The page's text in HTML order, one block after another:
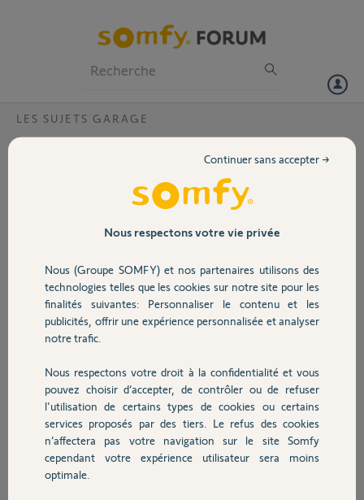
Volet
Sécurité
Domotique
Chauffage
Autres produits
LES SUJETS GARAGE
telecommande compatible keasy5 ?
je souhaite avoir confirmation du modèle de télécommande utilisable
pour motorisation porte de garage Keasy5 (telecommande d'origine
2400465 ou 2400473 n'existent plus)
Olivier
il y a presque 13 ans
Participer au fil de discussion
Bonjour Olivier,
Nous vous informons qu'il n'existe plus qu'un seul modèle de
télécommande compatible avec votre motorisation. Il s'agit de la
télécommande MITTO RTR 4 canaux (réf : 2400848), elle est disponible
en grande surface de bricolage ou bien sur des sites internet spécialisés.
Nous respectons votre vie privée
Nous (Groupe SOMFY) et nos partenaires utilisons des
technologies telles que les cookies sur notre site pour les
finalités suivantes: Personnaliser le contenu et les
publicités, offrir une expérience personnalisée et analyser
notre trafic.
Nous respectons votre droit à la confidentialité et vous
pouvez choisir d’accepter, de contrôler ou de refuser
l'utilisation de certains types de cookies ou certains
services proposés par des tiers. Le refus des cookies
n’affectera pas votre navigation sur le site Somfy
cependant votre expérience utilisateur sera moins
optimale.
Continuer sans accepter →